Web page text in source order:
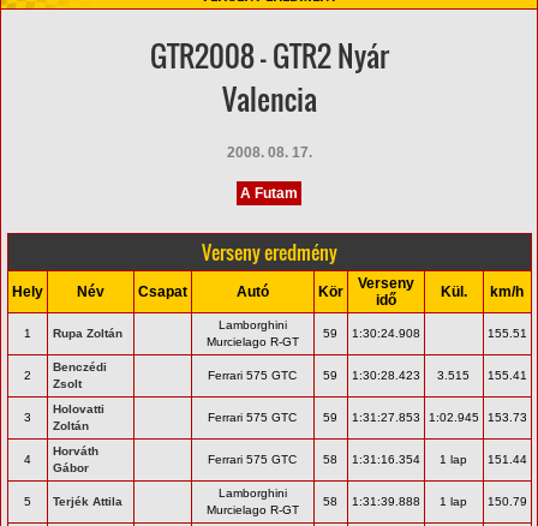
GTR2008 - GTR2 Nyár
Valencia
2008. 08. 17.
A Futam
Verseny eredmény
Hely Név Csapat Autó Kör
Verseny
idő
Kül. km/h
1 Rupa Zoltán
Lamborghini
Murcielago R-GT
59 1:30:24.908 155.51
2
Benczédi
Zsolt
Ferrari 575 GTC 59 1:30:28.423 3.515 155.41
3
Holovatti
Zoltán
Ferrari 575 GTC 59 1:31:27.853 1:02.945 153.73
4
Horváth
Gábor
Ferrari 575 GTC 58 1:31:16.354 1 lap 151.44
5 Terjék Attila
Lamborghini
Murcielago R-GT
58 1:31:39.888 1 lap 150.79